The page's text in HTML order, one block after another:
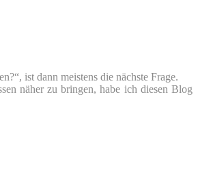
ist dann meistens die nächste Frage.
näher zu bringen, habe ich diesen Blog